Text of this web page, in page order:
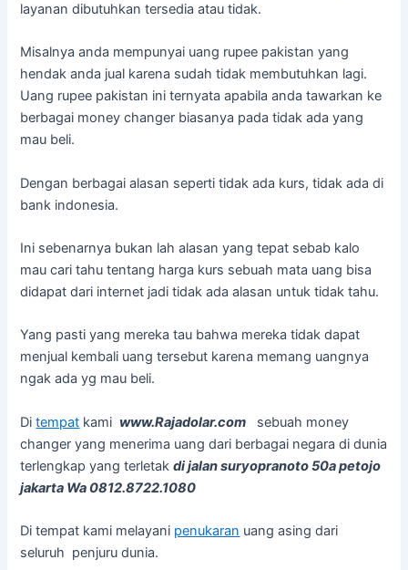
layanan dibutuhkan tersedia atau tidak.
Misalnya anda mempunyai uang rupee pakistan yang
hendak anda jual karena sudah tidak membutuhkan lagi.
Uang rupee pakistan ini ternyata apabila anda tawarkan ke
berbagai money changer biasanya pada tidak ada yang
mau beli.
Dengan berbagai alasan seperti tidak ada kurs, tidak ada di
bank indonesia.
Ini sebenarnya bukan lah alasan yang tepat sebab kalo
mau cari tahu tentang harga kurs sebuah mata uang bisa
didapat dari internet jadi tidak ada alasan untuk tidak tahu.
Yang pasti yang mereka tau bahwa mereka tidak dapat
menjual kembali uang tersebut karena memang uangnya
ngak ada yg mau beli.
Ditempat kami www.Rajadolar.com sebuah money
changer yang menerima uang dari berbagai negara di dunia
terlengkap yang terletakdi jalan suryopranoto 50a petojo
jakarta Wa 0812.8722.1080
Di tempat kami melayani penukaran uang asing dari
seluruh penjuru dunia.